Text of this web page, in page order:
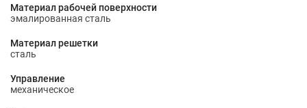
Материал рабочей поверхности
эмалированная сталь
Материал решетки
сталь
Управление
механическое